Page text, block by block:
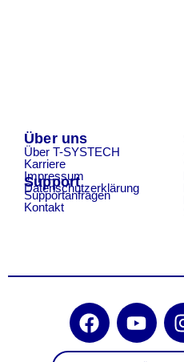
Über uns
Über T-SYSTECH
Karriere
Impressum
Datenschutzerklärung
Support
Supportanfragen
Kontakt